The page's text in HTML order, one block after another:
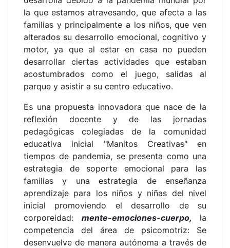
la que estamos atravesando, que afecta a las
familias y principalmente a los niños, que ven
alterados su desarrollo emocional, cognitivo y
motor, ya que al estar en casa no pueden
desarrollar ciertas actividades que estaban
acostumbrados como el juego, salidas al
parque y asistir a su centro educativo.
Es una propuesta innovadora que nace de la
reflexión docente y de las jornadas
pedagógicas colegiadas de la comunidad
educativa inicial "Manitos Creativas" en
tiempos de pandemia, se presenta como una
estrategia de soporte emocional para las
familias y una estrategia de enseñanza
aprendizaje para los niños y niñas del nivel
inicial promoviendo el desarrollo de su
corporeidad: mente-emociones-cuerpo, la
competencia del área de psicomotriz: Se
desenvuelve de manera autónoma a través de